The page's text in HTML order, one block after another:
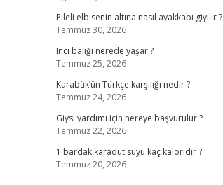
Pileli elbisenin altına nasıl ayakkabı giyilir ?
Temmuz 30, 2026
Inci balığı nerede yaşar ?
Temmuz 25, 2026
Karabük’ün Türkçe karşılığı nedir ?
Temmuz 24, 2026
Giysi yardımı için nereye başvurulur ?
Temmuz 22, 2026
1 bardak karadut suyu kaç kaloridir ?
Temmuz 20, 2026